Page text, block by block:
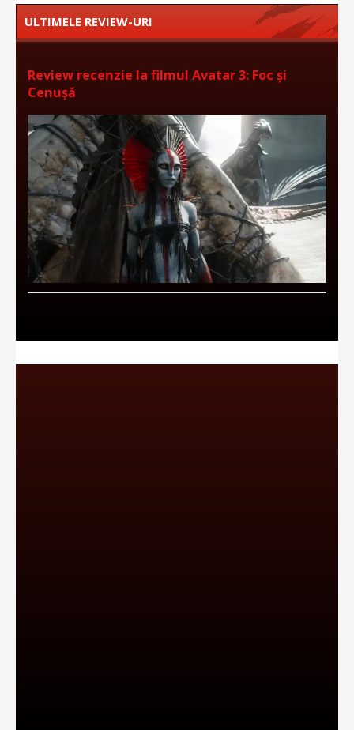
ULTIMELE REVIEW-URI
Review recenzie la filmul Avatar 3: Foc și
Cenușă